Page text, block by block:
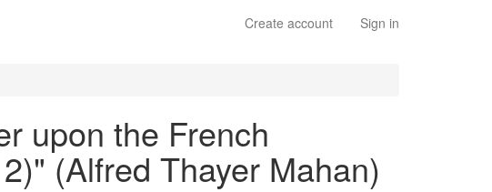
Create account Sign in
upon the French
(Alfred Thayer Mahan)